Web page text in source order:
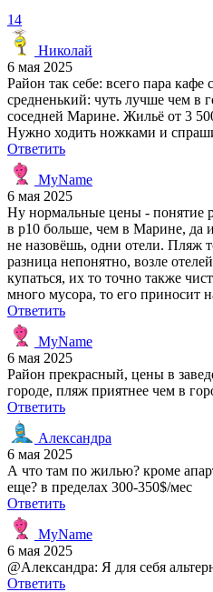
14
Николай
6 мая 2025
Район так себе: всего пара
средненький: чуть лучше чем в
соседней Марине. Жильё от 3
Нужно ходить ножками и
Ответить
MyName
6 мая 2025
Ну нормальные цены - понятие
в р10 больше, чем в Марине,
не назовёшь, одни отели. Пляж
разница непонятно, возле
купаться, их то точно также
много мусора, то его приносит
Ответить
MyName
6 мая 2025
Район прекрасный, цены в
городе, пляж приятнее чем в
Ответить
Александра
6 мая 2025
А что там по жилью? кроме
еще? в пределах 300-350$/мес
Ответить
MyName
6 мая 2025
@Александра: Я для себя
Ответить